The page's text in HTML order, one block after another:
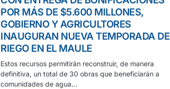
POR MÁS DE $5.600 MILLONES,
GOBIERNO Y AGRICULTORES
INAUGURAN NUEVA TEMPORADA DE
RIEGO EN EL MAULE
Estos recursos permitirán reconstruir, de manera
definitiva, un total de 30 obras que beneficiarán a
comunidades de agua…